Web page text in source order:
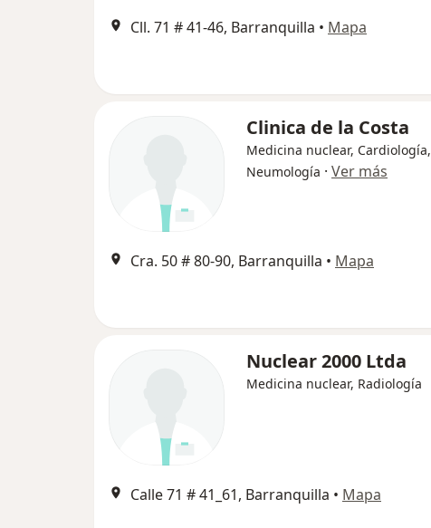
Cll. 71 # 41-46, Barranquilla • Mapa
Clinica de la Costa
Medicina nuclear, Cardiología,
Neumología · Ver más
Cra. 50 # 80-90, Barranquilla • Mapa
Nuclear 2000 Ltda
Medicina nuclear, Radiología
Calle 71 # 41_61, Barranquilla • Mapa